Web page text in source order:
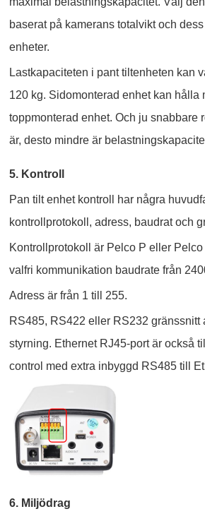
baserat på kamerans totalvikt och
enheter.
Lastkapaciteten i pant tiltenheten kan
120 kg. Sidomonterad enhet kan hålla
toppmonterad enhet. Och ju snabbare
är, desto mindre är
5. Kontroll
Pan tilt enhet kontroll har några
kontrollprotokoll, adress, baudrat och
Kontrollprotokoll är Pelco P eller
valfri kommunikation baudrate från
Adress är från 1 till 255.
RS485, RS422 eller RS232 gränssnitt
styrning. Ethernet RJ45-port är också
control med extra inbyggd RS485 till
6. Miljödrag